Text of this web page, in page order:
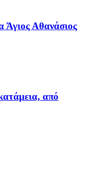
Άγιος Αθανάσιος
από